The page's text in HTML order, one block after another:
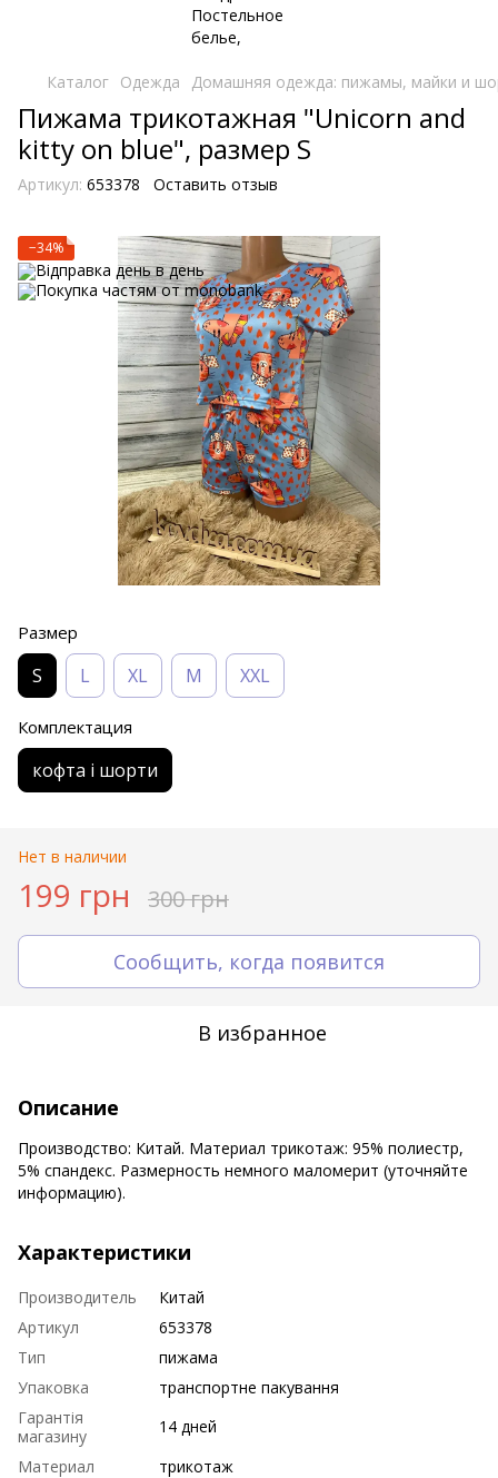
Каталог Одежда Домашняя одежда: пижамы, майки и
Пижама трикотажная "Unicorn and
kitty on blue", размер S
Артикул: 653378 Оставить отзыв
−34%
Размер
S L XL M XХL
Комплектация
кофта і шорти
Нет в наличии
199 грн 300 грн
Сообщить, когда появится
В избранное
Описание
Производство: Китай. Материал трикотаж: 95% полиестр,
5% спандекс. Размерность немного маломерит (уточняйте
информацию).
Характеристики
Производитель
Китай
Артикул
653378
Тип
пижама
Упаковка
транспортне пакування
Гарантія
магазину
14 дней
Материал
трикотаж